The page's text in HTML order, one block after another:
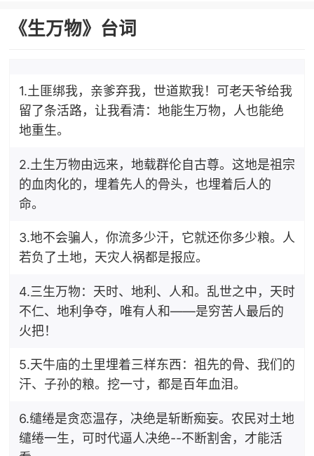
《生万物》台词
1.土匪绑我，亲爹弃我，世道欺我！可老天爷给我
留了条活路，让我看清：地能生万物，人也能绝
地重生。
2.土生万物由远来，地载群伦自古尊。这地是祖宗
的血肉化的，埋着先人的骨头，也埋着后人的
命。
3.地不会骗人，你流多少汗，它就还你多少粮。人
若负了土地，天灾人祸都是报应。
4.三生万物：天时、地利、人和。乱世之中，天时
不仁、地利争夺，唯有人和——是穷苦人最后的
火把！
5.天牛庙的土里埋着三样东西：祖先的骨、我们的
汗、子孙的粮。挖一寸，都是百年血泪。
6.缱绻是贪恋温存，决绝是斩断痴妄。农民对土地
缱绻一生，可时代逼人决绝--不断割舍，才能活